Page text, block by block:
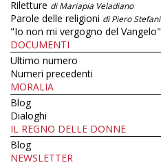
Riletture di Mariapia Veladiano
Parole delle religioni di Piero Stefani
"Io non mi vergogno del Vangelo"
DOCUMENTI
Ultimo numero
Numeri precedenti
MORALIA
Blog
Dialoghi
IL REGNO DELLE DONNE
Blog
NEWSLETTER